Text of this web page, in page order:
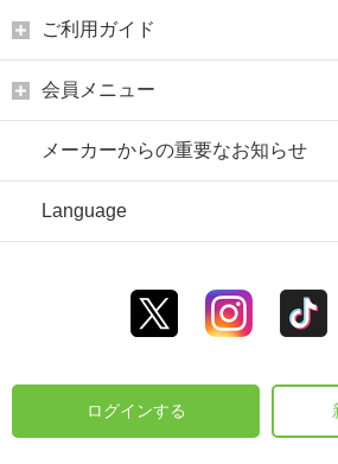
ご利用ガイド
会員メニュー
メーカーからの重要なお知らせ
Language
ログインする